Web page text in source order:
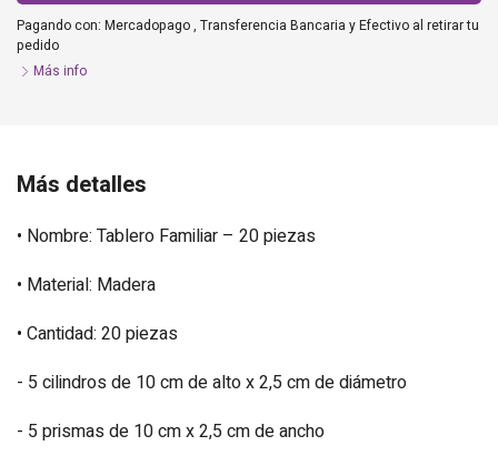
Pagando con: Mercadopago, Transferencia Bancaria yEfectivo al retirar tu
pedido
Más info
Más detalles
• Nombre: Tablero Familiar – 20 piezas
• Material: Madera
• Cantidad: 20 piezas
- 5 cilindros de 10 cm de alto x 2,5 cm de diámetro
- 5 prismas de 10 cm x 2,5 cm de ancho